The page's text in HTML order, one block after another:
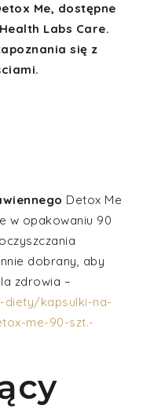
Me, dostępne
Labs Care.
się z
Detox Me
w opakowaniu 90
dobrany, aby
zdrowia –
kapsulki-na-
me-90-szt.-